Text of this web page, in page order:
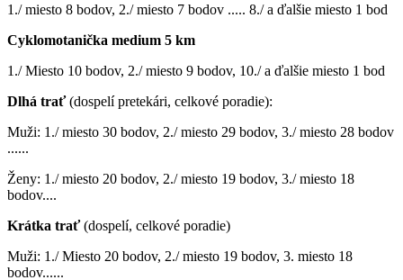
1./ miesto 8 bodov, 2./ miesto 7 bodov ..... 8./ a ďalšie miesto 1 bod
Cyklomotanička medium 5 km
1./ Miesto 10 bodov, 2./ miesto 9 bodov, 10./ a ďalšie miesto 1 bod
Dlhá trať(dospelí pretekári, celkové poradie):
Muži: 1./ miesto 30 bodov, 2./ miesto 29 bodov, 3./ miesto 28 bodov
......
Ženy: 1./ miesto 20 bodov, 2./ miesto 19 bodov, 3./ miesto 18
bodov....
Krátka trať(dospelí, celkové poradie)
Muži: 1./ Miesto 20 bodov, 2./ miesto 19 bodov, 3. miesto 18
bodov......